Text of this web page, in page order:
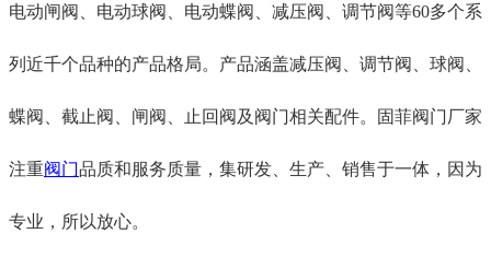
电动闸阀、电动球阀、电动蝶阀、减压阀、调节阀等60多个系
列近千个品种的产品格局。产品涵盖减压阀、调节阀、球阀、
蝶阀、截止阀、闸阀、止回阀及阀门相关配件。固菲阀门厂家
注重阀门品质和服务质量，集研发、生产、销售于一体，因为
专业，所以放心。